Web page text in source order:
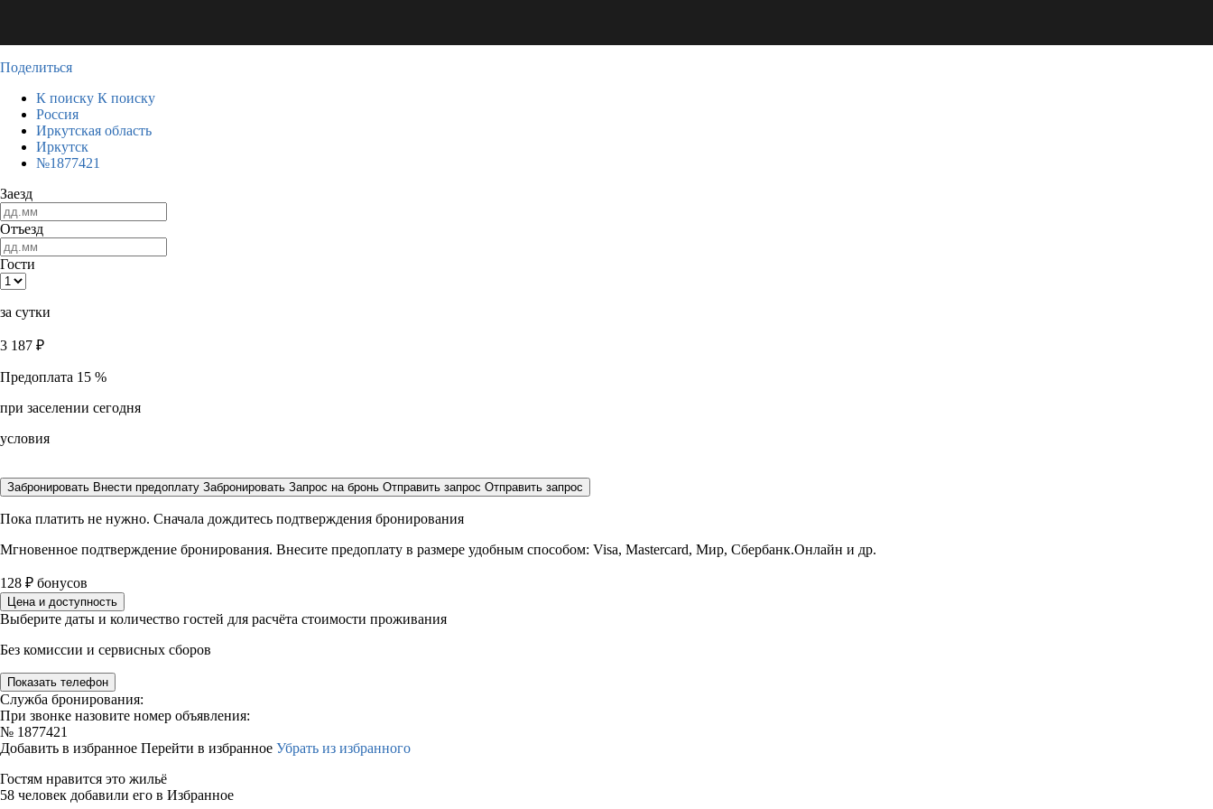
Поделиться
К поиску К поиску
Россия
Иркутская область
Иркутск
№1877421
Заезд
Отъезд
Гости
за сутки
3 187 ₽
Предоплата 15 %
при заселении сегодня
условия
Забронировать Внести предоплату Забронировать Запрос на бронь Отправить запрос Отправить запрос
Пока платить не нужно. Сначала дождитесь подтверждения бронирования
Мгновенное подтверждение бронирования. Внесите предоплату в размере удобным способом: Visa, Mastercard, Мир, Сбербанк.Онлайн и др.
128 ₽ бонусов
Цена и доступность
Выберите даты и количество гостей для расчёта стоимости проживания
Без комиссии и сервисных сборов
Показать телефон
Служба бронирования:
При звонке назовите номер объявления:
№ 1877421
Добавить в избранное Перейти в избранное Убрать из избранного
Гостям нравится это жильё
58 человек добавили его в Избранное